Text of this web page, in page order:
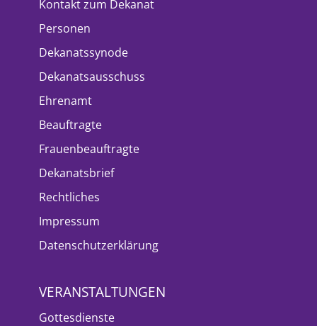
Kontakt zum Dekanat
Personen
Dekanatssynode
Dekanatsausschuss
Ehrenamt
Beauftragte
Frauenbeauftragte
Dekanatsbrief
Rechtliches
Impressum
Datenschutzerklärung
VERANSTALTUNGEN
Gottesdienste